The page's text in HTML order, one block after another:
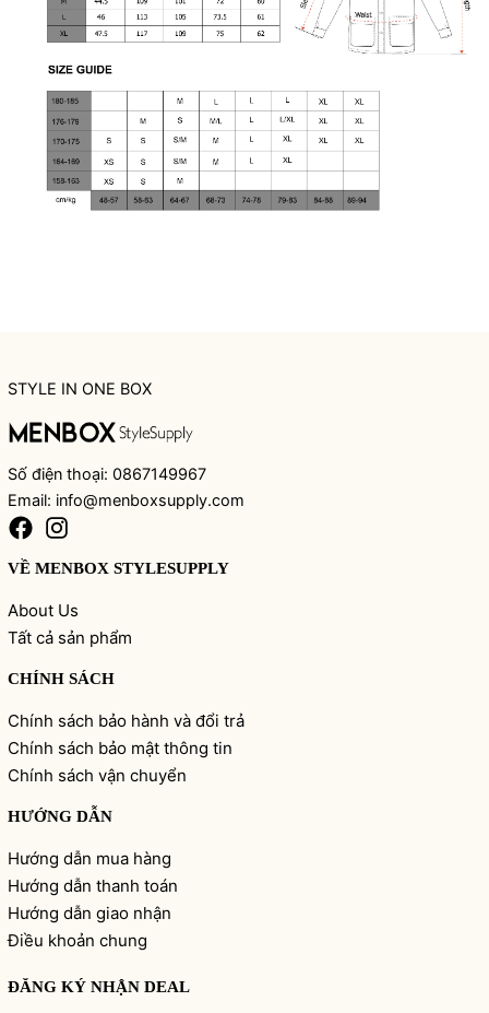
STYLE IN ONE BOX
Số điện thoại: 0867149967
Email: info@menboxsupply.com
VỀ MENBOX STYLESUPPLY
About Us
Tất cả sản phẩm
CHÍNH SÁCH
Chính sách bảo hành và đổi trả
Chính sách bảo mật thông tin
Chính sách vận chuyển
HƯỚNG DẪN
Hướng dẫn mua hàng
Hướng dẫn thanh toán
Hướng dẫn giao nhận
Điều khoản chung
ĐĂNG KÝ NHẬN DEAL